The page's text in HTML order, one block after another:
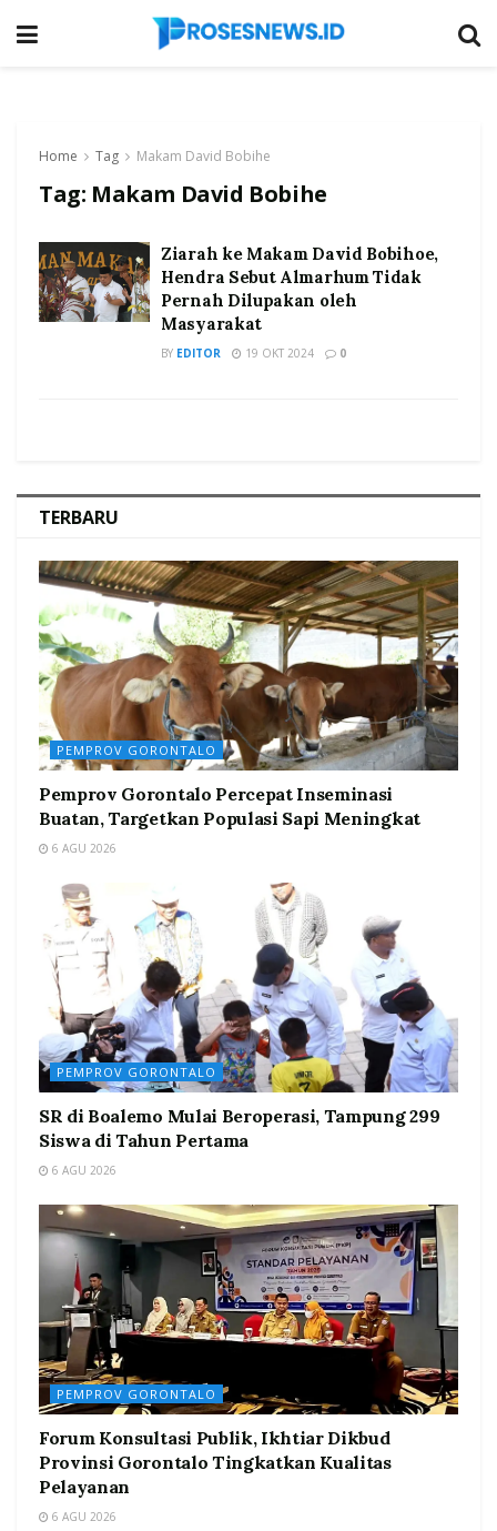
Home Tag Makam David Bobihe
Tag: Makam David Bobihe
Ziarah ke Makam David Bobihoe,
Hendra Sebut Almarhum Tidak
Pernah Dilupakan oleh
Masyarakat
BY EDITOR 19 OKT 2024 0
TERBARU
PEMPROV GORONTALO
Pemprov Gorontalo Percepat Inseminasi
Buatan, Targetkan Populasi Sapi Meningkat
6 AGU 2026
PEMPROV GORONTALO
SR di Boalemo Mulai Beroperasi, Tampung 299
Siswa di Tahun Pertama
6 AGU 2026
PEMPROV GORONTALO
Forum Konsultasi Publik, Ikhtiar Dikbud
Provinsi Gorontalo Tingkatkan Kualitas
Pelayanan
6 AGU 2026